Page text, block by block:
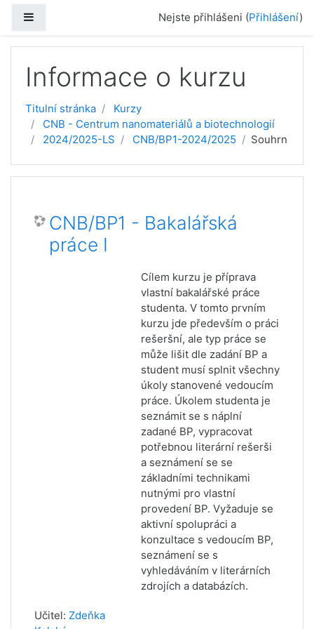
Nejste přihlášeni (Přihlášení)
Informace o kurzu
Titulní stránka
Kurzy
CNB - Centrum nanomateriálů a biotechnologií
2024/2025-LS
CNB/BP1-2024/2025 Souhrn
CNB/BP1 - Bakalářská
práce I
Cílem kurzu je příprava
vlastní bakalářské práce
studenta. V tomto prvním
kurzu jde především o práci
rešeršní, ale typ práce se
může lišit dle zadání BP a
student musí splnit všechny
úkoly stanovené vedoucím
práce. Úkolem studenta je
seznámit se s náplní
zadané BP, vypracovat
potřebnou literární rešerši
a seznámení se se
základními technikami
nutnými pro vlastní
provedení BP. Vyžaduje se
aktivní spolupráci a
konzultace s vedoucím BP,
seznámení se s
vyhledáváním v literárních
zdrojích a databázích.
Učitel: Zdeňka